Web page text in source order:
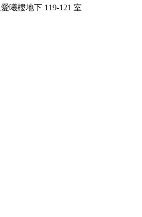
曦樓地下 119-121 室